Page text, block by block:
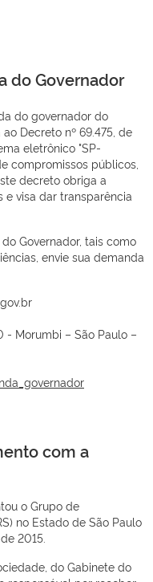
do Governador
do governador do
Decreto nº 69.475, de
eletrônico "SP-
compromissos públicos,
decreto obriga a
visa dar transparência
Governador, tais como
envie sua demanda
Morumbi – São Paulo –
com a
o Grupo de
no Estado de São Paulo
2015.
do Gabinete do